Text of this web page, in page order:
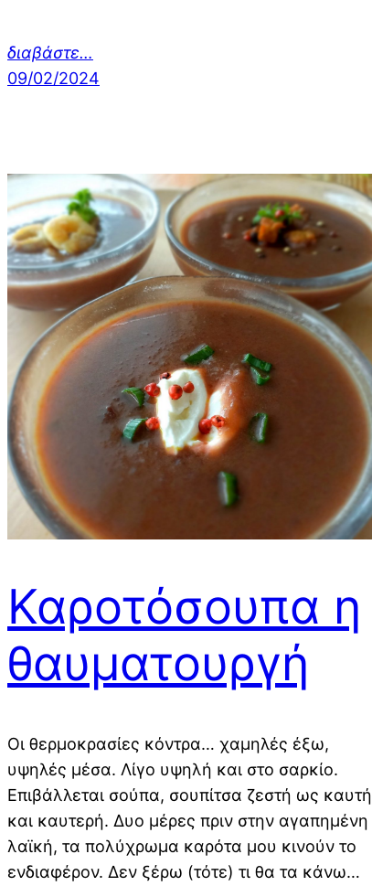
διαβάστε…
09/02/2024
Καροτόσουπα η
θαυματουργή
Οι θερμοκρασίες κόντρα… χαμηλές έξω,
υψηλές μέσα. Λίγο υψηλή και στο σαρκίο.
Επιβάλλεται σούπα, σουπίτσα ζεστή ως καυτή
και καυτερή. Δυο μέρες πριν στην αγαπημένη
λαϊκή, τα πολύχρωμα καρότα μου κινούν το
ενδιαφέρον. Δεν ξέρω (τότε) τι θα τα κάνω…